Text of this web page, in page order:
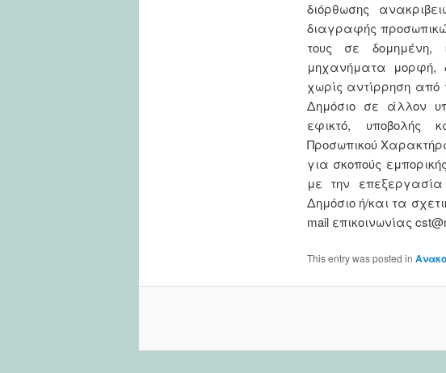
διόρθωσης
διαγραφής
τους σε δομημένη,
μηχανήματα μορφή,
χωρίς αντίρρηση από
Δημόσιο σε άλλον
εφικτό, υποβολής
Προσωπικού
για σκοπούς
με την
Δημόσιο ή/και τα
mail επικοινωνίας
This entry was posted in